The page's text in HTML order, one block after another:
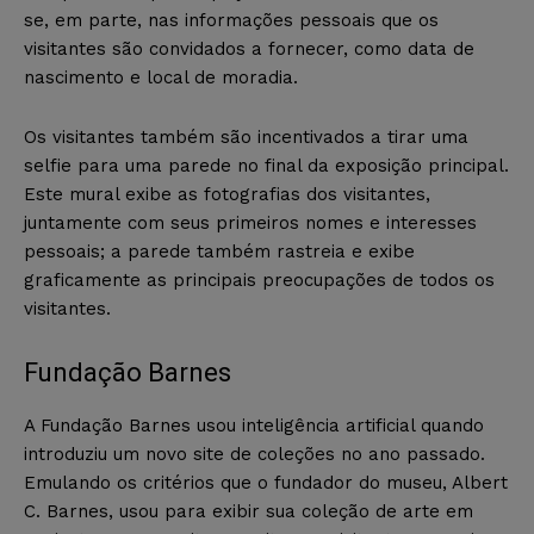
se, em parte, nas informações pessoais que os
visitantes são convidados a fornecer, como data de
nascimento e local de moradia.
Os visitantes também são incentivados a tirar uma
selfie para uma parede no final da exposição principal.
Este mural exibe as fotografias dos visitantes,
juntamente com seus primeiros nomes e interesses
pessoais; a parede também rastreia e exibe
graficamente as principais preocupações de todos os
visitantes.
Fundação Barnes
A Fundação Barnes usou inteligência artificial quando
introduziu um novo site de coleções no ano passado.
Emulando os critérios que o fundador do museu, Albert
C. Barnes, usou para exibir sua coleção de arte em